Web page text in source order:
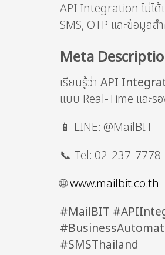
API Integration ไม่ได้
SMS, OTP และข้อมูล
Meta
เรียนรู้ว่า API
แบบ Real-Time และร
📱 LINE: @MailBIT
📞 Tel: 02-237-
🌐www.mailbit.co.th
#MailBIT
#SMSThailand